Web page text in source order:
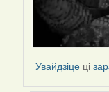
Увайдзіце ці